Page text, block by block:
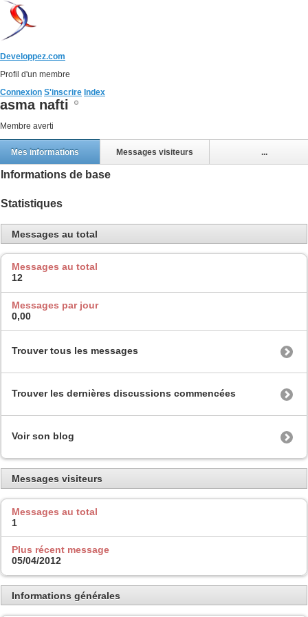
Developpez.com
Profil d'un membre
Connexion S'inscrire Index
asma nafti
Membre averti
Mes informations Messages visiteurs ...
Informations de base
Statistiques
Messages au total
Messages au total
12
Messages par jour
0,00
Trouver tous les messages
Trouver les dernières discussions commencées
Voir son blog
Messages visiteurs
Messages au total
1
Plus récent message
05/04/2012
Informations générales